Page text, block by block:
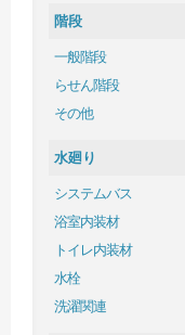
階段
一般階段
らせん階段
その他
水廻り
システムバス
浴室内装材
トイレ内装材
水栓
洗濯関連